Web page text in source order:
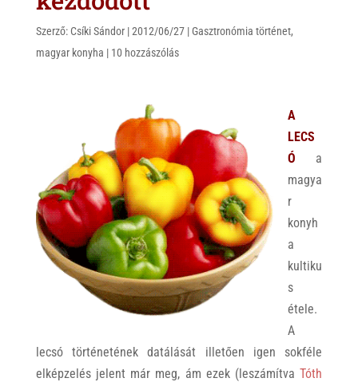
Szerző: Csíki Sándor|2012/06/27|Gasztronómia történet,
magyar konyha | 10 hozzászólás
A
LECS
Ó a
magya
r
konyh
a
kultiku
s
étele.
A
lecsó történetének datálását illetően igen sokféle
elképzelés jelent már meg, ám ezek (leszámítvaTóth